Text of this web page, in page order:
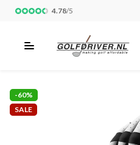
4.78/5
-60%
SALE